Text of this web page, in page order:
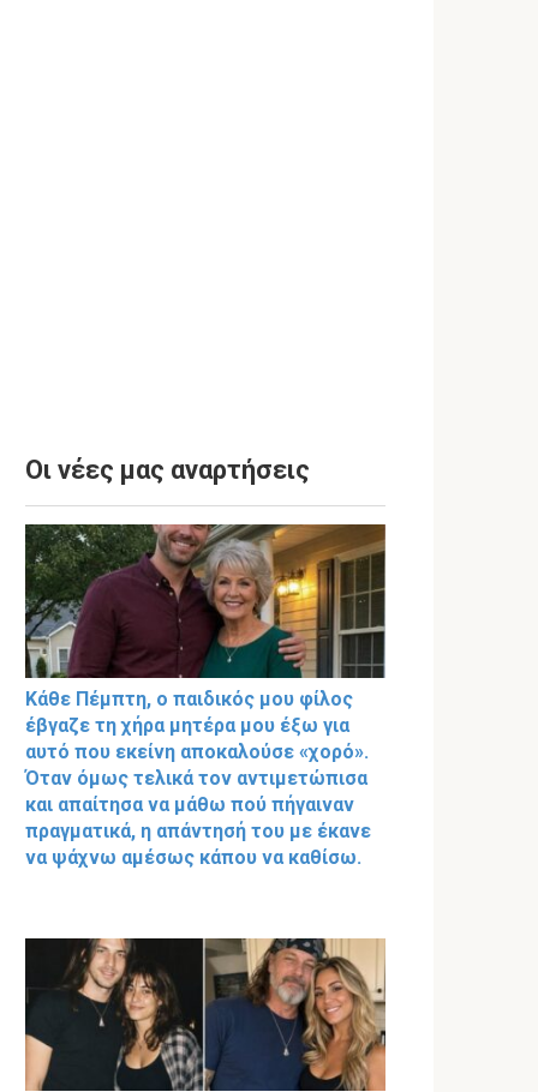
Οι νέες μας αναρτήσεις
Κάθε Πέμπτη, ο παιδικός μου φίλος
έβγαζε τη χήρα μητέρα μου έξω για
αυτό που εκείνη αποκαλούσε «χορό».
Όταν όμως τελικά τον αντιμετώπισα
και απαίτησα να μάθω πού πήγαιναν
πραγματικά, η απάντησή του με έκανε
να ψάχνω αμέσως κάπου να καθίσω.